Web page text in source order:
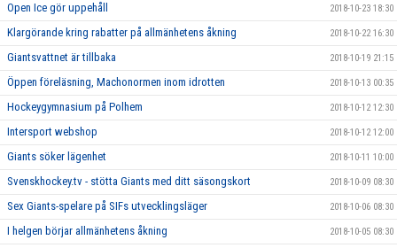
Open Ice gör uppehåll 2018-10-23 18:30
Klargörande kring rabatter på allmänhetens åkning 2018-10-22 16:30
Giantsvattnet är tillbaka 2018-10-19 21:15
Öppen föreläsning, Machonormen inom idrotten 2018-10-13 00:35
Hockeygymnasium på Polhem 2018-10-12 12:30
Intersport webshop 2018-10-12 12:00
Giants söker lägenhet 2018-10-11 10:00
Svenskhockey.tv - stötta Giants med ditt säsongskort 2018-10-09 08:30
Sex Giants-spelare på SIFs utvecklingsläger 2018-10-06 08:30
I helgen börjar allmänhetens åkning 2018-10-05 08:30